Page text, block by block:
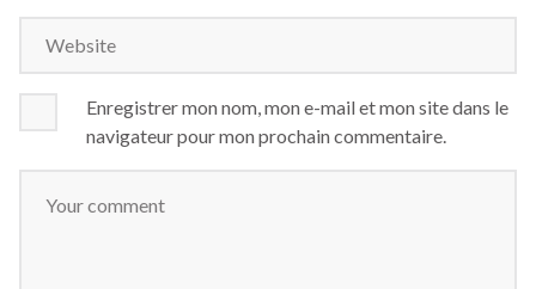
Enregistrer mon nom, mon e-mail et mon site dans le
navigateur pour mon prochain commentaire.